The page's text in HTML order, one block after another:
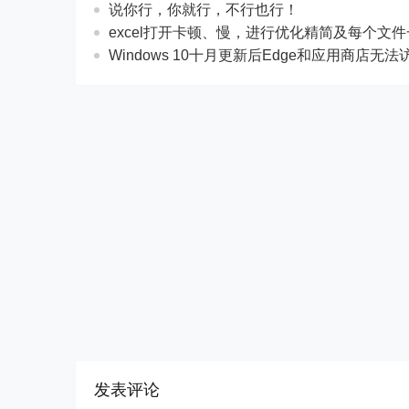
说你行，你就行，不行也行！
excel打开卡顿、慢，进行优化精简及每个文件
Windows 10十月更新后Edge和应用商店无法
发表评论